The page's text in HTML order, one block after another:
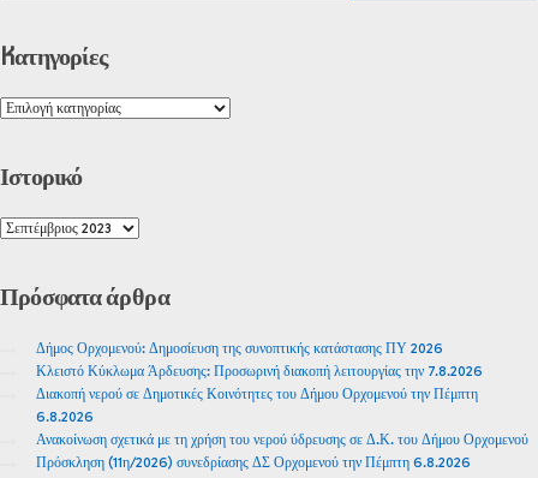
Kατηγορίες
Ιστορικό
Πρόσφαταάρθρα
Δήμος Ορχομενού: Δημοσίευση της συνοπτικής κατάστασης ΠΥ 2026
Κλειστό Κύκλωμα Άρδευσης: Προσωρινή διακοπή λειτουργίας την 7.8.2026
Διακοπή νερού σε Δημοτικές Κοινότητες του Δήμου Ορχομενού την Πέμπτη
6.8.2026
Ανακοίνωση σχετικά με τη χρήση του νερού ύδρευσης σε Δ.Κ. του Δήμου Ορχομενού
Πρόσκληση (11η/2026) συνεδρίασης ΔΣ Ορχομενού την Πέμπτη 6.8.2026